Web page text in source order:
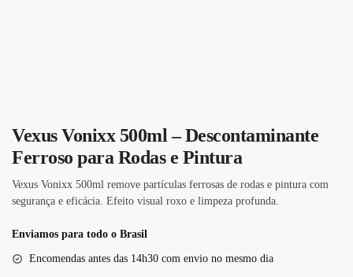
Vexus Vonixx 500ml – Descontaminante
Ferroso para Rodas e Pintura
Vexus Vonixx 500ml remove partículas ferrosas de rodas e pintura com
segurança e eficácia. Efeito visual roxo e limpeza profunda.
Enviamos para todo o Brasil
Encomendas antes das 14h30 com envio no mesmo dia